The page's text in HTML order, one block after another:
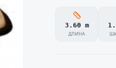
3.60 m
ДЛИНА